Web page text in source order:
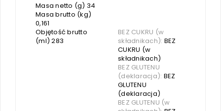
Masa netto (g) 34
Masa brutto (kg)
0,161
Objętość brutto
(ml) 283
BEZ CUKRU (w
składnikach): BEZ
CUKRU (w
składnikach)
BEZ GLUTENU
(deklaracja): BEZ
GLUTENU
(deklaracja)
BEZ GLUTENU (w